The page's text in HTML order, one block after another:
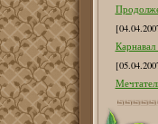
Карнавал